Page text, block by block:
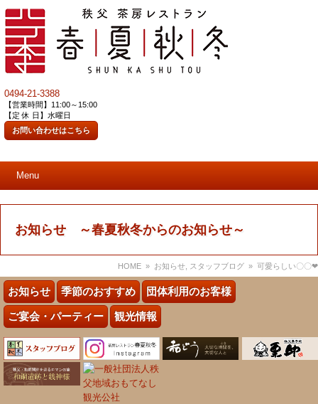
0494-21-3388
【営業時間】11:00～15:00
【定 休 日】水曜日
お問い合わせはこちら
Menu
お知らせ ～春夏秋冬からのお知らせ～
HOME » お知らせ スタッフブログ » 可愛らしい〇〇❤
お知らせ 季節のおすすめ 団体利用のお客様
ご宴会・パーティー 観光情報